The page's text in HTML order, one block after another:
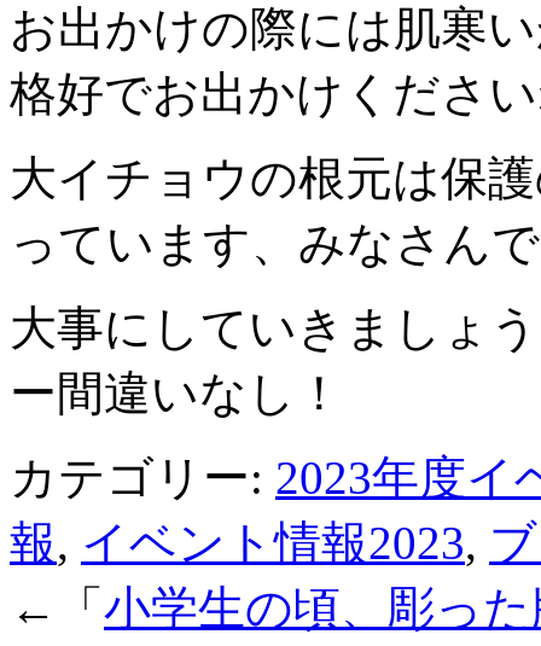
お出かけの際には肌寒
格好でお出かけくださ
大イチョウの根元は保
っています、みなさん
大事にしていきましょ
ー間違いなし！
カテゴリー: 2023年度イ
報, イベント情報2023,
←「 小学生の頃、彫っ